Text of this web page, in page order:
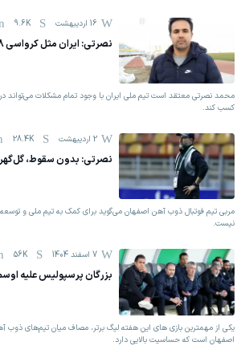
16 اردیبهشت 9.6K
نصرتی: ایران مثل کرواسی 98 در جام جهانی می‌درخشد
کسب کند.
2 اردیبهشت 28.4K
نصرتی: بدون سقوط، گل‌گهر
مربی تیم فوتبال ذوب آهن اصفهان می‌گوید برای کمک به تیم ملی و توسعه
نیست.
7 اسفند 1404 56K
بزرگان پرسپولیس علیه
یکی از مهمترین بازی های این هفته لیگ برتر، مصاف میان تیم‌های ذوب
اصفهان است که حساسیت بالایی دارد.